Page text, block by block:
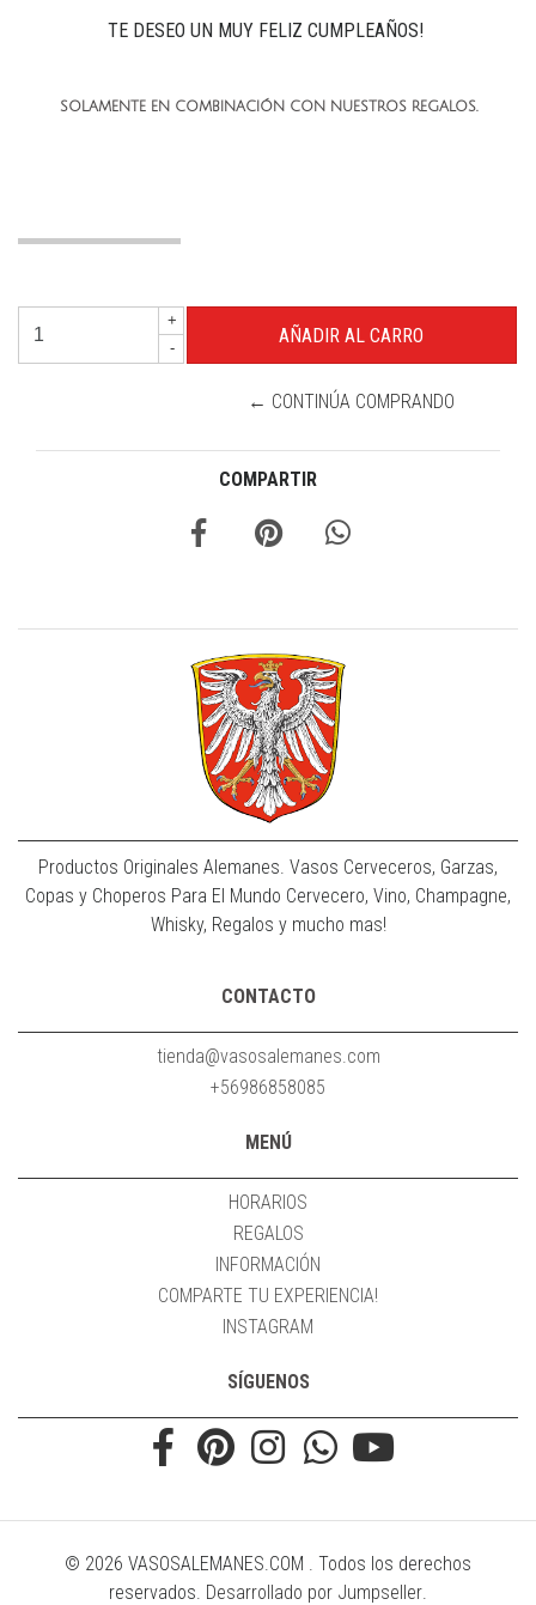
TE DESEO UN MUY FELIZ CUMPLEAÑOS!
SOLAMENTE EN COMBINACIÓN CON NUESTROS REGALOS.
+
-
← CONTINÚA COMPRANDO
COMPARTIR
Productos Originales Alemanes. Vasos Cerveceros, Garzas,
Copas y Choperos Para El Mundo Cervecero, Vino, Champagne,
Whisky, Regalos y mucho mas!
CONTACTO
tienda@vasosalemanes.com
+56986858085
MENÚ
HORARIOS
REGALOS
INFORMACIÓN
COMPARTE TU EXPERIENCIA!
INSTAGRAM
SÍGUENOS
© 2026 VASOSALEMANES.COM . Todos los derechos
reservados. Desarrollado por Jumpseller.